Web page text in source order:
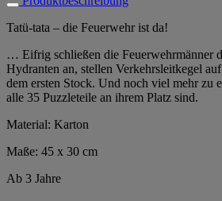
Tatü-tata – die Feuerwehr ist da!
… Eifrig schließen die Feuerwehrmänner
Hydranten an, stellen Verkehrsleitkegel
dem ersten Stock. Und noch viel mehr zu
alle 35 Puzzleteile an ihrem Platz sind.
Material: Karton
Maße: 45 x 30 cm
Ab 3 Jahre